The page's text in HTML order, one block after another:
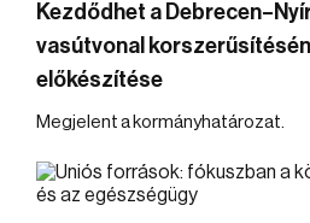
Kezdődhet a
vasútvonal
előkészítése
Megjelent a kormányhatározat.